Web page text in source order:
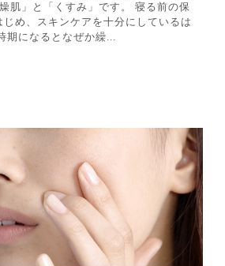
肌」と「くすみ」です。 寝る前の保
め、スキンケアを十分にしているは
期になるとなぜか繰...